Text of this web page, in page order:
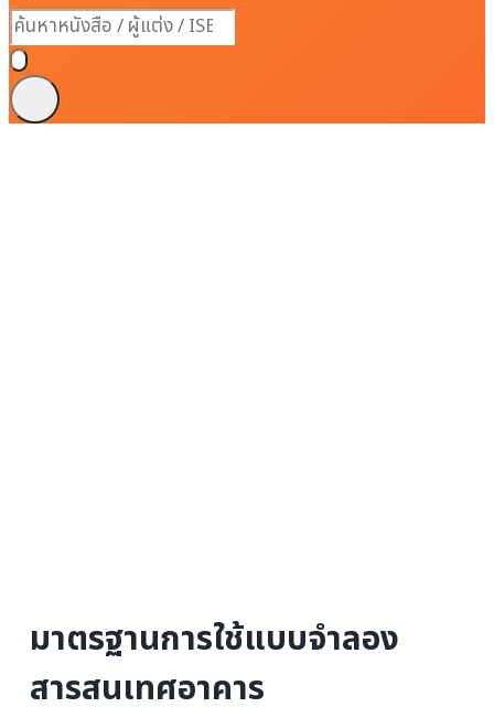
Products
search
มาตรฐานการใช้แบบจำลอง
สารสนเทศอาคาร